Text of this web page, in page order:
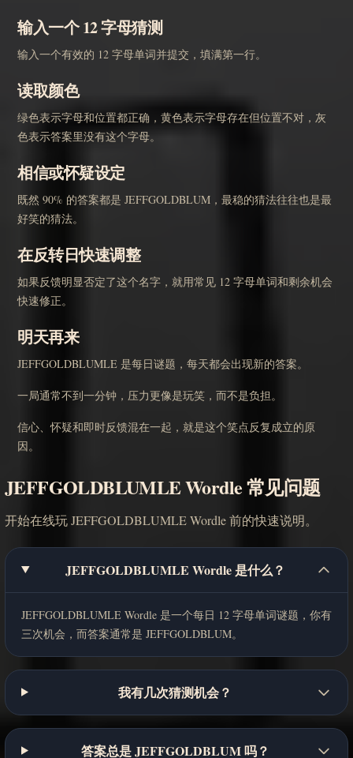
输入一个 12 字母猜测
输入一个有效的 12 字母单词并提交，填满第一行。
读取颜色
绿色表示字母和位置都正确，黄色表示字母存在但位置不对，灰
色表示答案里没有这个字母。
相信或怀疑设定
既然 90% 的答案都是 JEFFGOLDBLUM，最稳的猜法往往也是最
好笑的猜法。
在反转日快速调整
如果反馈明显否定了这个名字，就用常见 12 字母单词和剩余机会
快速修正。
明天再来
JEFFGOLDBLUMLE 是每日谜题，每天都会出现新的答案。
一局通常不到一分钟，压力更像是玩笑，而不是负担。
信心、怀疑和即时反馈混在一起，就是这个笑点反复成立的原
因。
JEFFGOLDBLUMLE Wordle 常见问题
开始在线玩 JEFFGOLDBLUMLE Wordle 前的快速说明。
JEFFGOLDBLUMLE Wordle 是什么？
JEFFGOLDBLUMLE Wordle 是一个每日 12 字母单词谜题，你有
三次机会，而答案通常是 JEFFGOLDBLUM。
我有几次猜测机会？
答案总是 JEFFGOLDBLUM 吗？